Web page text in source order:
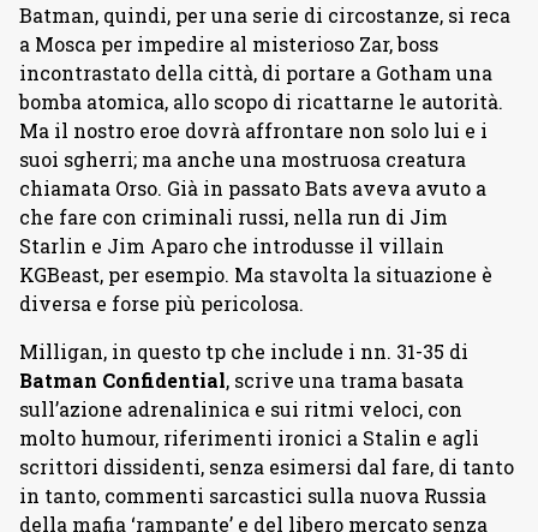
Batman, quindi, per una serie di circostanze, si reca
a Mosca per impedire al misterioso Zar, boss
incontrastato della città, di portare a Gotham una
bomba atomica, allo scopo di ricattarne le autorità.
Ma il nostro eroe dovrà affrontare non solo lui e i
suoi sgherri; ma anche una mostruosa creatura
chiamata Orso. Già in passato Bats aveva avuto a
che fare con criminali russi, nella run di Jim
Starlin e Jim Aparo che introdusse il villain
KGBeast, per esempio. Ma stavolta la situazione è
diversa e forse più pericolosa.
Milligan, in questo tp che include i nn. 31-35 di
Batman Confidential, scrive una trama basata
sull’azione adrenalinica e sui ritmi veloci, con
molto humour, riferimenti ironici a Stalin e agli
scrittori dissidenti, senza esimersi dal fare, di tanto
in tanto, commenti sarcastici sulla nuova Russia
della mafia ‘rampante’ e del libero mercato senza